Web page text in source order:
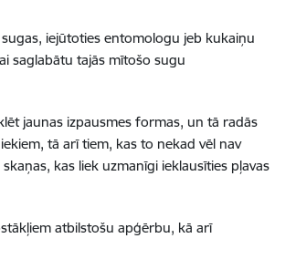
iejūtoties entomologu jeb kukaiņu
saglabātu tajās mītošo sugu
jaunas izpausmes formas, un tā radās
tā arī tiem, kas to nekad vēl nav
kas liek uzmanīgi ieklausīties pļavas
atbilstošu apģērbu, kā arī